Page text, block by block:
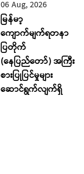
06 Aug, 2026
မြန်မာ့
ကျောက်မျက်ရတနာ
ပြတိုက်
(နေပြည်တော်) အကြီး
စားပြုပြင်မှုများ
ဆောင်ရွက်လျက်ရှိ